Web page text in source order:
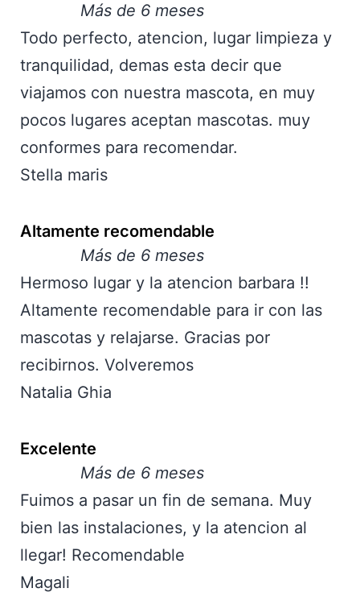
Más de 6 meses
Todo perfecto, atencion, lugar limpieza y
tranquilidad, demas esta decir que
viajamos con nuestra mascota, en muy
pocos lugares aceptan mascotas. muy
conformes para recomendar.
Stella maris
Altamente recomendable
Más de 6 meses
Hermoso lugar y la atencion barbara !!
Altamente recomendable para ir con las
mascotas y relajarse. Gracias por
recibirnos. Volveremos
Natalia Ghia
Excelente
Más de 6 meses
Fuimos a pasar un fin de semana. Muy
bien las instalaciones, y la atencion al
llegar! Recomendable
Magali